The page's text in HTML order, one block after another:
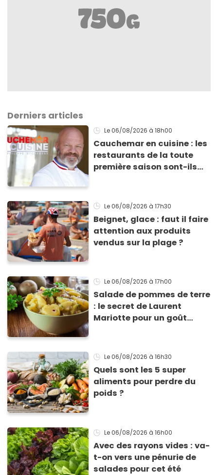
Derniers articles
Le 06/08/2026 à 18h00
Cauchemar en cuisine : les
restaurants de la toute
première saison sont-ils
Le 06/08/2026 à 17h30
Beignet, glace : faut il faire
attention aux produits
vendus sur la plage ?
Le 06/08/2026 à 17h00
Salade de pommes de terre
: le secret de Laurent
Mariotte pour un goût
Le 06/08/2026 à 16h30
Quels sont les 5 super
aliments pour perdre du
poids ?
Le 06/08/2026 à 16h00
Avec des rayons vides : va-
t-on vers une pénurie de
salades pour cet été